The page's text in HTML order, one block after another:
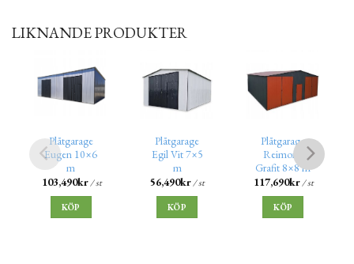
LIKNANDE PRODUKTER
Plåtgarage
Eugen 10×6
m
103,490kr/ st
KÖP
Plåtgarage
Egil Vit 7×5
m
56,490kr/ st
KÖP
Plåtgarage
Reimond
Grafit 8×8 m
117,690kr/ st
KÖP